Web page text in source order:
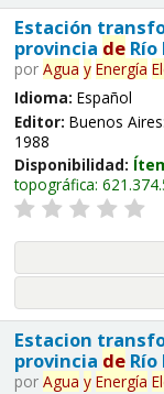
Estación
provincia deRío
por Agua y Energía
Idioma: Español
Editor: Buenos Aires:
1988
Disponibilidad:
topográfica:
Estacion
provincia deRío
por Agua y Energía